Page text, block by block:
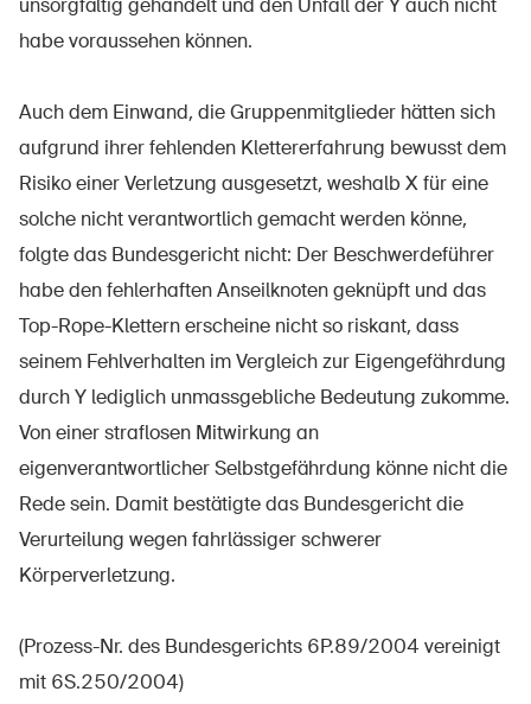
unsorgfältig gehandelt und den Unfall der Y auch nicht
habe voraussehen können.
Auch dem Einwand, die Gruppenmitglieder hätten sich
aufgrund ihrer fehlenden Klettererfahrung bewusst dem
Risiko einer Verletzung ausgesetzt, weshalb X für eine
solche nicht verantwortlich gemacht werden könne,
folgte das Bundesgericht nicht: Der Beschwerdeführer
habe den fehlerhaften Anseilknoten geknüpft und das
Top-Rope-Klettern erscheine nicht so riskant, dass
seinem Fehlverhalten im Vergleich zur Eigengefährdung
durch Y lediglich unmassgebliche Bedeutung zukomme.
Von einer straflosen Mitwirkung an
eigenverantwortlicher Selbstgefährdung könne nicht die
Rede sein. Damit bestätigte das Bundesgericht die
Verurteilung wegen fahrlässiger schwerer
Körperverletzung.
(Prozess-Nr. des Bundesgerichts 6P.89/2004 vereinigt
mit 6S.250/2004)